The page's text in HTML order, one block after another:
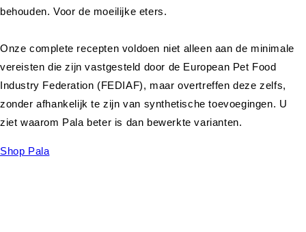
behouden. Voor de moeilijke eters.
Onze complete recepten voldoen niet alleen aan de minimale
vereisten die zijn vastgesteld door de European Pet Food
Industry Federation (FEDIAF), maar overtreffen deze zelfs,
zonder afhankelijk te zijn van synthetische toevoegingen. U
ziet waarom Pala beter is dan bewerkte varianten.
Shop Pala